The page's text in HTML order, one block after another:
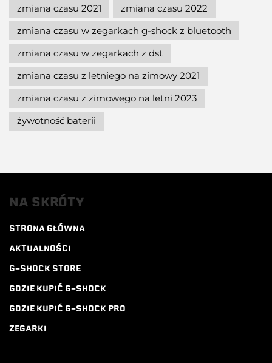
zmiana czasu 2021
zmiana czasu 2022
zmiana czasu w zegarkach g-shock z bluetooth
zmiana czasu w zegarkach z dst
zmiana czasu z letniego na zimowy 2021
zmiana czasu z zimowego na letni 2023
żywotność baterii
NA SKRÓTY
STRONA GŁÓWNA
AKTUALNOŚCI
G-SHOCK STORE
GDZIE KUPIĆ G-SHOCK
GDZIE KUPIĆ G-SHOCK PRO
ZEGARKI